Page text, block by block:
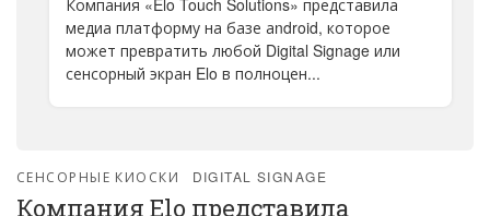
Компания «Elo Touch Solutions» представила
медиа платформу на базе аndroid, которое
может превратить любой Digital Signage или
сенсорный экран Elo в полноцен...
СЕНСОРНЫЕ КИОСКИ DIGITAL SIGNAGE
Компания Elo представила